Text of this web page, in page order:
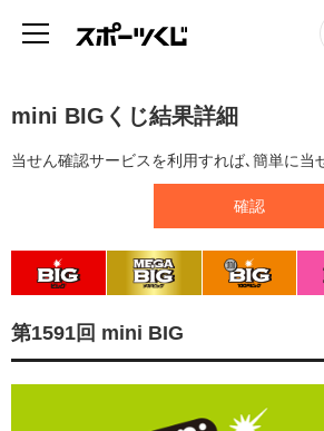
mini BIGくじ結果詳細
当せん確認サービスを利用すれば､簡単に当
確認
第1591回 mini BIG